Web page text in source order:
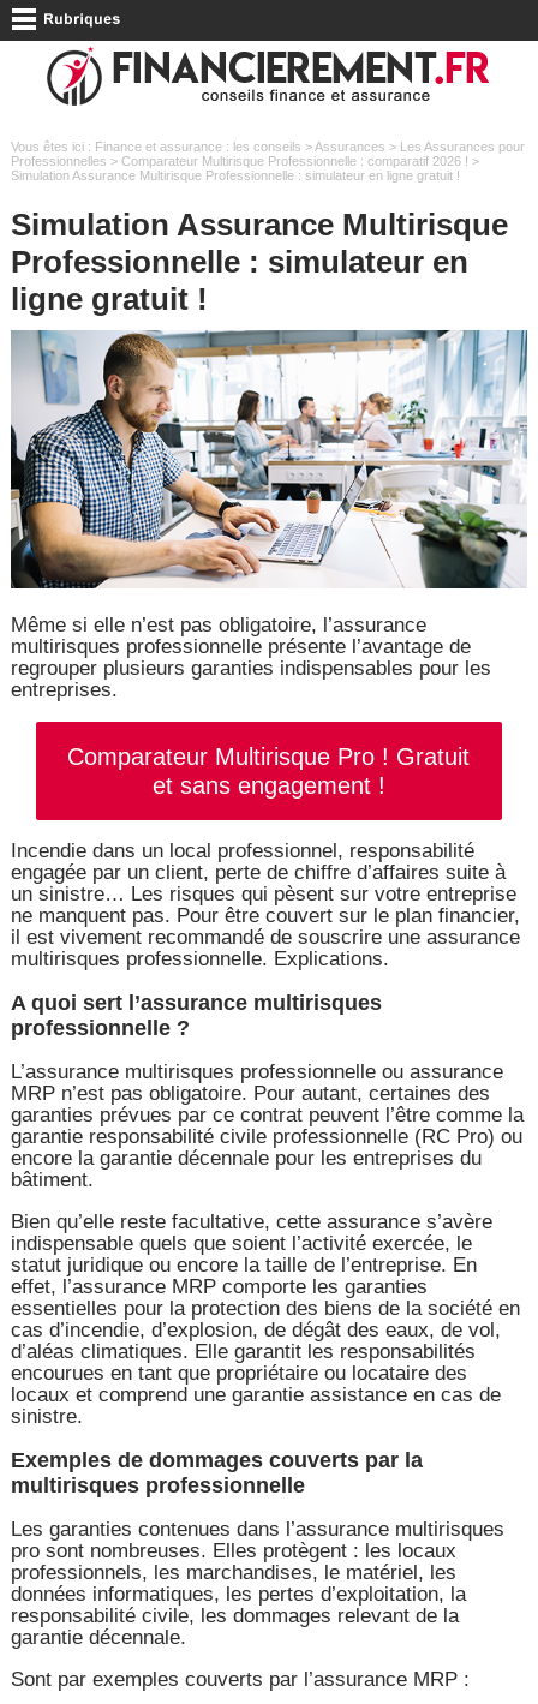
Vous êtes ici : Finance et assurance : les conseils >Assurances > Les Assurances pour
Professionnelles > Comparateur Multirisque Professionnelle : comparatif 2026 ! >
Simulation Assurance Multirisque Professionnelle : simulateur en ligne gratuit !
Simulation Assurance Multirisque
Professionnelle : simulateur en
ligne gratuit !
Même si elle n’est pas obligatoire, l’assurance
multirisques professionnelle présente l’avantage de
regrouper plusieurs garanties indispensables pour les
entreprises.
Comparateur Multirisque Pro ! Gratuit
et sans engagement !
Incendie dans un local professionnel, responsabilité
engagée par un client, perte de chiffre d’affaires suite à
un sinistre… Les risques qui pèsent sur votre entreprise
ne manquent pas. Pour être couvert sur le plan financier,
il est vivement recommandé de souscrire une assurance
multirisques professionnelle. Explications.
A quoi sert l’assurance multirisques
professionnelle ?
L’assurance multirisques professionnelle ou assurance
MRP n’est pas obligatoire. Pour autant, certaines des
garanties prévues par ce contrat peuvent l’être comme la
garantie responsabilité civile professionnelle (RC Pro) ou
encore la garantie décennale pour les entreprises du
bâtiment.
Bien qu’elle reste facultative, cette assurance s’avère
indispensable quels que soient l’activité exercée, le
statut juridique ou encore la taille de l’entreprise. En
effet, l’assurance MRP comporte les garanties
essentielles pour la protection des biens de la société en
cas d’incendie, d’explosion, de dégât des eaux, de vol,
d’aléas climatiques. Elle garantit les responsabilités
encourues en tant que propriétaire ou locataire des
locaux et comprend une garantie assistance en cas de
sinistre.
Exemples de dommages couverts par la
multirisques professionnelle
Les garanties contenues dans l’assurance multirisques
pro sont nombreuses. Elles protègent : les locaux
professionnels, les marchandises, le matériel, les
données informatiques, les pertes d’exploitation, la
responsabilité civile, les dommages relevant de la
garantie décennale.
Sont par exemples couverts par l’assurance MRP :